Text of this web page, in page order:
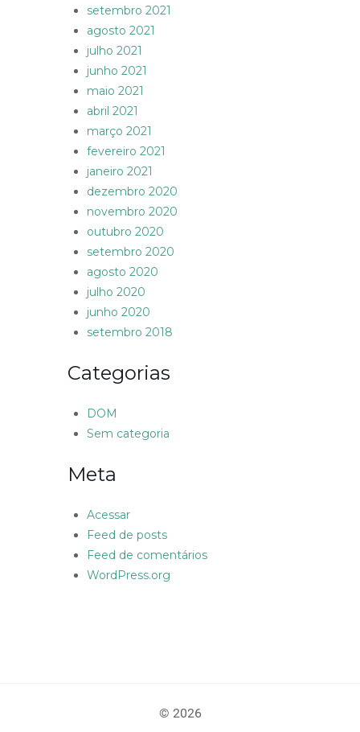
setembro 2021
agosto 2021
julho 2021
junho 2021
maio 2021
abril 2021
março 2021
fevereiro 2021
janeiro 2021
dezembro 2020
novembro 2020
outubro 2020
setembro 2020
agosto 2020
julho 2020
junho 2020
setembro 2018
Categorias
DOM
Sem categoria
Meta
Acessar
Feed de posts
Feed de comentários
WordPress.org
© 2026